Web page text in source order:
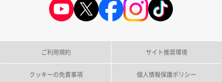
ご利用規約 サイト推奨環境
クッキーの免責事項 個人情報保護ポリシー